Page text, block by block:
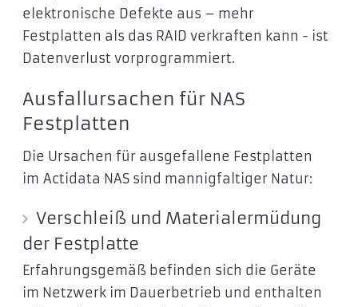
elektronische Defekte aus – mehr
Festplatten als das RAID verkraften kann - ist
Datenverlust vorprogrammiert.
Ausfallursachen für NAS
Festplatten
Die Ursachen für ausgefallene Festplatten
im Actidata NAS sind mannigfaltiger Natur:
Verschleiß und Materialermüdung
der Festplatte
Erfahrungsgemäß befinden sich die Geräte
im Netzwerk im Dauerbetrieb und enthalten